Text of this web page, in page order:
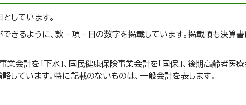
しています。
きるように、款－項－目の数字を掲載しています。掲載順も決算
会計を「下水」、国民健康保険事業会計を「国保」、後期高齢者医療
略しています。特に記載のないものは、一般会計を表します。